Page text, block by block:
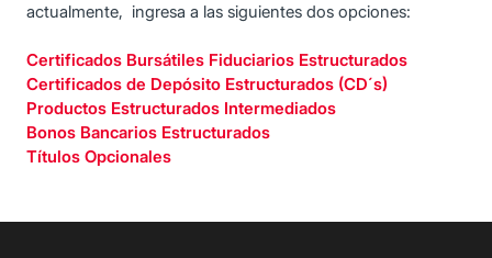
actualmente, ingresa a las siguientes dos opciones:
Certificados Bursátiles Fiduciarios Estructurados
Certificados de Depósito Estructurados (CD´s)
Productos Estructurados Intermediados
Bonos Bancarios Estructurados
Títulos Opcionales